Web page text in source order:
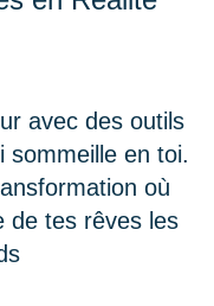
avec des outils
sommeille en toi.
où
de tes rêves les